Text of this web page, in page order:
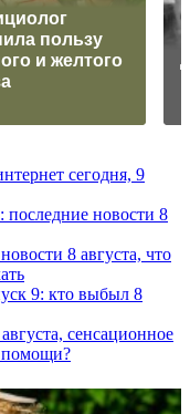
пользу
и желтого
сегодня, 9
новости 8
8 августа, что
9: кто выбыл 8
сенсационное
помощи?